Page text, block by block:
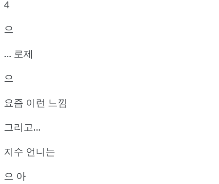
4
으
... 로제
으
요즘 이런 느낌
그리고...
지수 언니는
으 아